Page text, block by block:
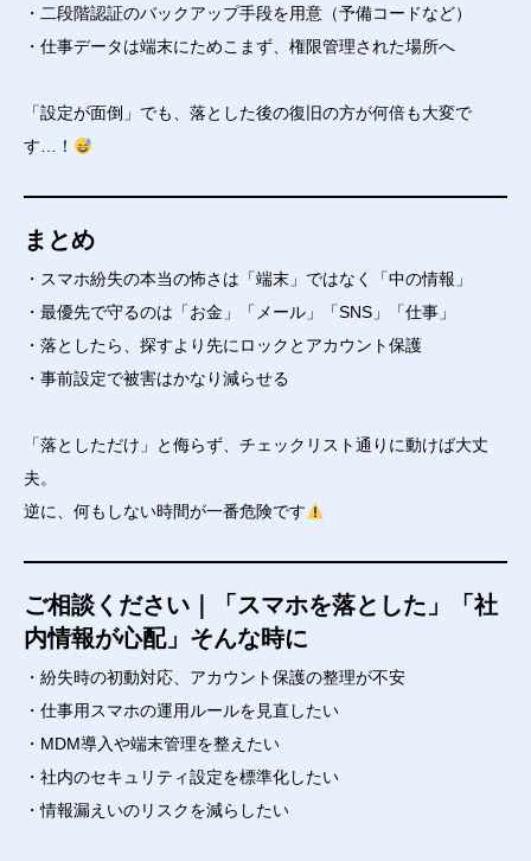
・二段階認証のバックアップ手段を用意（予備コードなど）
・仕事データは端末にためこまず、権限管理された場所へ
「設定が面倒」でも、落とした後の復旧の方が何倍も大変で
す…！
まとめ
・スマホ紛失の本当の怖さは「端末」ではなく「中の情報」
・最優先で守るのは「お金」「メール」「SNS」「仕事」
・落としたら、探すより先にロックとアカウント保護
・事前設定で被害はかなり減らせる
「落としただけ」と侮らず、チェックリスト通りに動けば大丈
夫。
逆に、何もしない時間が一番危険です
ご相談ください｜「スマホを落とした」「社
内情報が心配」そんな時に
・紛失時の初動対応、アカウント保護の整理が不安
・仕事用スマホの運用ルールを見直したい
・MDM導入や端末管理を整えたい
・社内のセキュリティ設定を標準化したい
・情報漏えいのリスクを減らしたい